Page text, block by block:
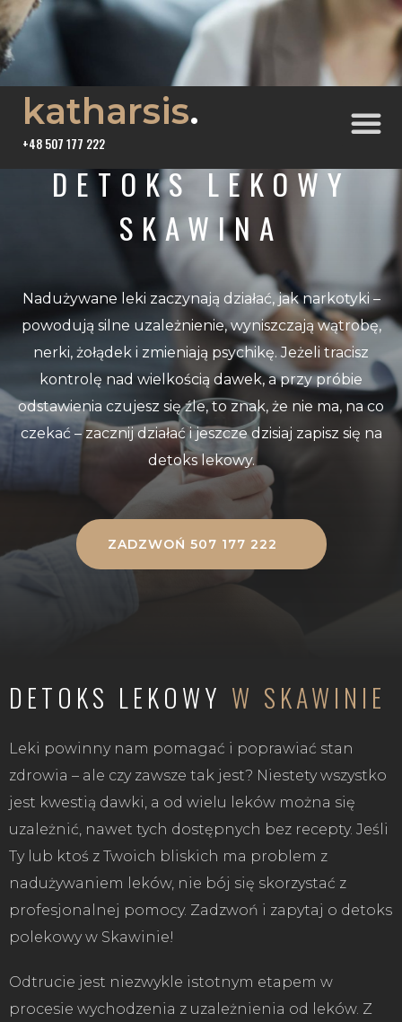
katharsis.
+48 507 177 222
DETOKS LEKOWY
SKAWINA
Nadużywane leki zaczynają działać, jak narkotyki –
powodują silne uzależnienie, wyniszczają wątrobę,
nerki, żołądek i zmieniają psychikę. Jeżeli tracisz
kontrolę nad wielkością dawek, a przy próbie
odstawienia czujesz się źle, to znak, że nie ma, na co
czekać – zacznij działać i jeszcze dzisiaj zapisz się na
detoks lekowy.
ZADZWOŃ 507 177 222
DETOKS LEKOWY W SKAWINIE
Leki powinny nam pomagać i poprawiać stan
zdrowia – ale czy zawsze tak jest? Niestety wszystko
jest kwestią dawki, a od wielu leków można się
uzależnić, nawet tych dostępnych bez recepty. Jeśli
Ty lub ktoś z Twoich bliskich ma problem z
nadużywaniem leków, nie bój się skorzystać z
profesjonalnej pomocy. Zadzwoń i zapytaj o detoks
polekowy w Skawinie!
Odtrucie jest niezwykle istotnym etapem w
procesie wychodzenia z uzależnienia od leków. Z